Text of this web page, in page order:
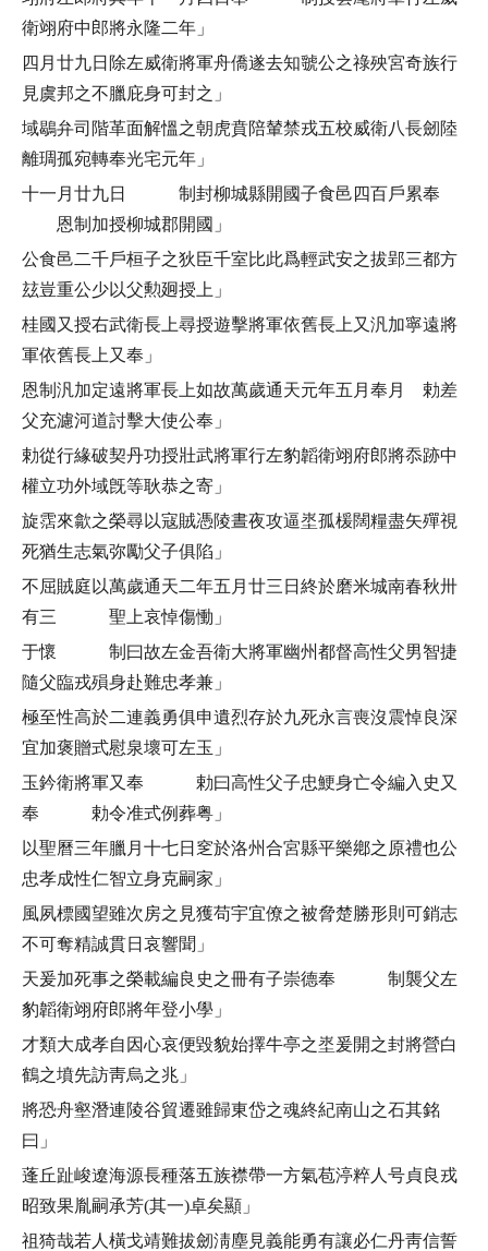
衛翊府中郎將永隆二年」
四月廿九日除左威衛將軍舟僑遂去知虢公之祿殃宮奇族行
見虞邦之不臘庇身可封之」
域鶡弁司階革面解慍之朝虎賁陪輦禁戎五校威衛八長劒陸
離琱孤宛轉奉光宅元年」
十一月廿九日 制封柳城縣開國子食邑四百戶累奉
恩制加授柳城郡開國」
公食邑二千戶桓子之狄臣千室比此爲輕武安之拔郢三都方
玆豈重公少以父勲㢠授上」
桂國又授右武衛長上尋授遊擊將軍依舊長上又汎加寧遠將
軍依舊長上又奉」
恩制汎加定遠將軍長上如故萬歲通天元年五月奉月 勅差
父充濾河道討擊大使公奉」
勅從行緣破契丹功授壯武將軍行左豹韜衛翊府郎將忝跡中
權立功外域旣等耿恭之寄」
旋霑來歙之榮尋以寇賊憑陵晝夜攻逼埊孤楥闊糧盡矢殫視
死猶生志氣弥勵父子俱陷」
不屈賊庭以萬歲通天二年五月廿三日終於磨米城南春秋卅
有三 聖上哀悼傷慟」
于懷 制曰故左金吾衛大將軍幽州都督高性父男智捷
隨父臨戎殞身赴難忠孝兼」
極至性高於二連義勇俱申遺烈存於九死永言喪沒震悼良深
宜加褒贈式慰泉壞可左玉」
玉鈐衛將軍又奉 勅曰高性父子忠鯁身亡令編入史又
奉 勅令准式例葬粤」
以聖曆三年臘月十七日窆於洛州合宮縣平樂鄕之原禮也公
忠孝成性仁智立身克嗣家」
風夙標國望雖次房之見獲苟宇宜僚之被脅楚勝形則可銷志
不可奪精誠貫日哀響聞」
天爰加死事之榮載編良史之冊有子崇德奉 制襲父左
豹韜衛翊府郎將年登小學」
才類大成孝自因心哀便毀貌始擇牛亭之埊爰開之封將營白
鶴之墳先訪靑烏之兆」
將恐舟壑潛連陵谷貿遷雖歸東岱之魂終紀南山之石其銘
曰」
蓬丘趾峻遼海源長種落五族襟帶一方氣苞渟粹人号貞良戎
昭致果胤嗣承芳(其一)卓矣顯」
祖猗哉若人橫戈靖難拔劒淸塵見義能勇有讓必仁丹靑信誓